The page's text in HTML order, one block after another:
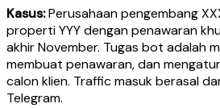
Kasus:Perusahaan pengembang
properti YYY dengan penawaran
akhir November. Tugas bot adalah
membuat penawaran, dan
calon klien. Traffic masuk berasal
Telegram.